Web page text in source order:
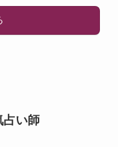
占い師